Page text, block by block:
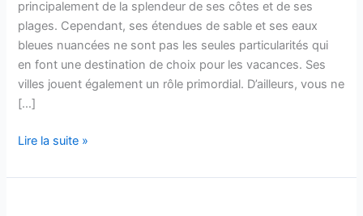
principalement de la splendeur de ses côtes et de ses
plages. Cependant, ses étendues de sable et ses eaux
bleues nuancées ne sont pas les seules particularités qui
en font une destination de choix pour les vacances. Ses
villes jouent également un rôle primordial. D’ailleurs, vous ne
[…]
Guide
Australie
Lire la suite »